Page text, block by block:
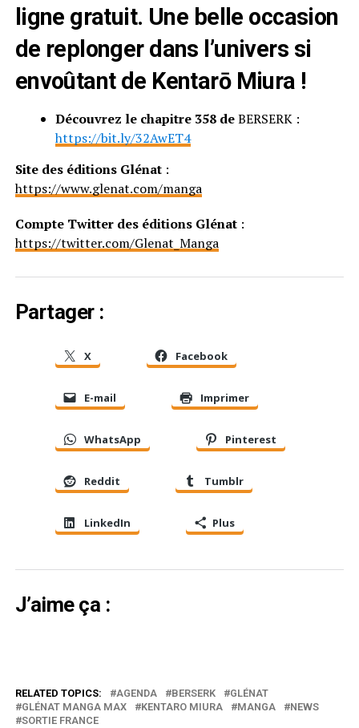
ligne gratuit. Une belle occasion
de replonger dans l’univers si
envoûtant de Kentarō Miura !
Découvrez le chapitre 358 deBERSERK :
https://bit.ly/32AwET4
Site des éditions Glénat:
https://www.glenat.com/manga
Compte Twitter des éditions Glénat :
https://twitter.com/Glenat_Manga
Partager :
X Facebook
E-mail Imprimer
WhatsApp Pinterest
Reddit Tumblr
LinkedIn Plus
J’aime ça :
RELATED TOPICS: AGENDA BERSERK
GLÉNAT
GLÉNAT MANGA MAX
KENTARO MIURA MANGA
NEWS
SORTIE FRANCE